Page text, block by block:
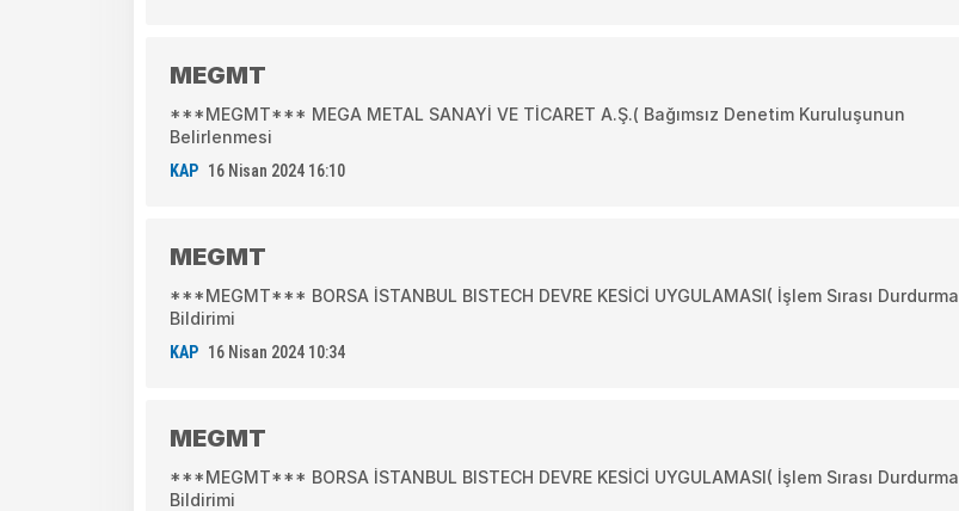
MEGMT
***MEGMT*** MEGA METAL SANAYİ VE TİCARET A.Ş.( Bağımsız Denetim Kuruluşunun
Belirlenmesi
KAP 16 Nisan 2024 16:10
MEGMT
***MEGMT*** BORSA İSTANBUL BISTECH DEVRE KESİCİ UYGULAMASI( İşlem Sırası Durdurma
Bildirimi
KAP 16 Nisan 2024 10:34
MEGMT
***MEGMT*** BORSA İSTANBUL BISTECH DEVRE KESİCİ UYGULAMASI( İşlem Sırası Durdurma
Bildirimi